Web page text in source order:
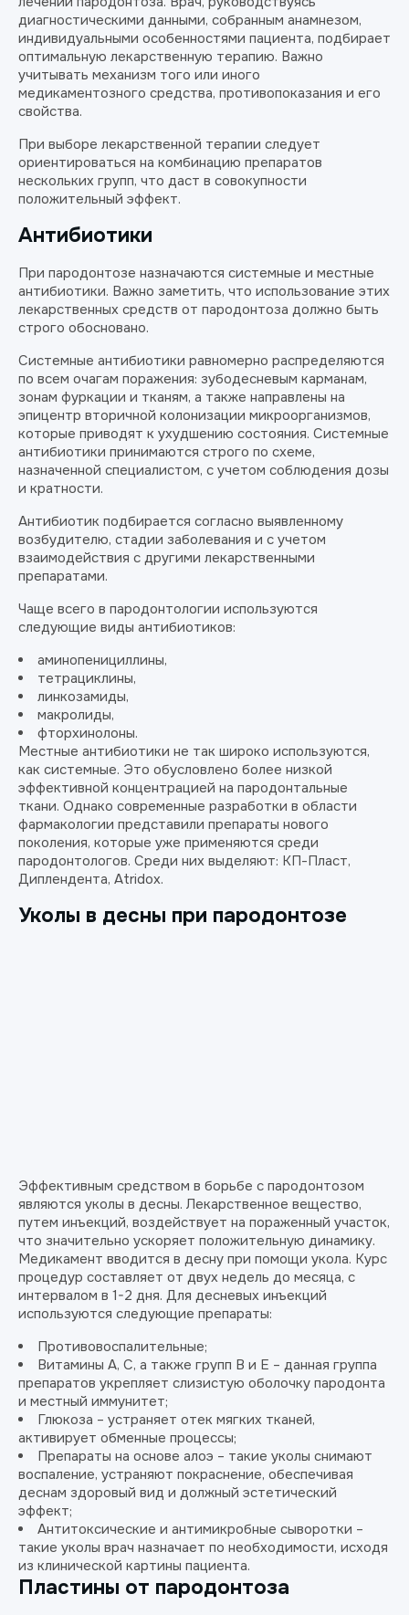
диагностическими данными, собранным анамнезом,
индивидуальными особенностями пациента, подбирает
оптимальную лекарственную терапию. Важно
учитывать механизм того или иного
медикаментозного средства, противопоказания и его
свойства.
При выборе лекарственной терапии следует
ориентироваться на комбинацию препаратов
нескольких групп, что даст в совокупности
положительный эффект.
Антибиотики
При пародонтозе назначаются системные и местные
антибиотики. Важно заметить, что использование этих
лекарственных средств от пародонтоза должно быть
строго обосновано.
Системные антибиотики равномерно распределяются
по всем очагам поражения: зубодесневым карманам,
зонам фуркации и тканям, а также направлены на
эпицентр вторичной колонизации микроорганизмов,
которые приводят к ухудшению состояния. Системные
антибиотики принимаются строго по схеме,
назначенной специалистом, с учетом соблюдения дозы
и кратности.
Антибиотик подбирается согласно выявленному
возбудителю, стадии заболевания и с учетом
взаимодействия с другими лекарственными
препаратами.
Чаще всего в пародонтологии используются
следующие виды антибиотиков:
аминопенициллины,
тетрациклины,
линкозамиды,
макролиды,
фторхинолоны.
Местные антибиотики не так широко используются,
как системные. Это обусловлено более низкой
эффективной концентрацией на пародонтальные
ткани. Однако современные разработки в области
фармакологии представили препараты нового
поколения, которые уже применяются среди
пародонтологов. Среди них выделяют: КП-Пласт,
Диплендента, Аtridox.
Уколы в десны при пародонтозе
Эффективным средством в борьбе с пародонтозом
являются уколы в десны. Лекарственное вещество,
путем инъекций, воздействует на пораженный участок,
что значительно ускоряет положительную динамику.
Медикамент вводится в десну при помощи укола. Курс
процедур составляет от двух недель до месяца, с
интервалом в 1-2 дня. Для десневых инъекций
используются следующие препараты:
Противовоспалительные;
Витамины А, С, а также групп В и Е – данная группа
препаратов укрепляет слизистую оболочку пародонта
и местный иммунитет;
Глюкоза – устраняет отек мягких тканей,
активирует обменные процессы;
Препараты на основе алоэ – такие уколы снимают
воспаление, устраняют покраснение, обеспечивая
деснам здоровый вид и должный эстетический
эффект;
Антитоксические и антимикробные сыворотки –
такие уколы врач назначает по необходимости, исходя
из клинической картины пациента.
Пластины от пародонтоза